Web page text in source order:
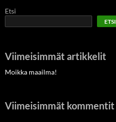
Etsi
ETSI
Viimeisimmät artikkelit
Moikka maailma!
Viimeisimmät kommentit